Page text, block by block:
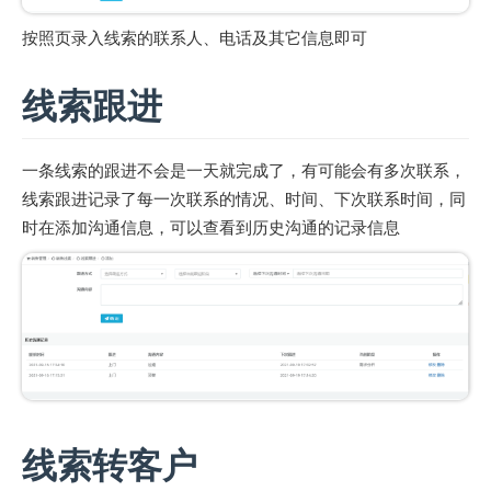
按照页录入线索的联系人、电话及其它信息即可
线索跟进
一条线索的跟进不会是一天就完成了，有可能会有多次联系，
线索跟进记录了每一次联系的情况、时间、下次联系时间，同
时在添加沟通信息，可以查看到历史沟通的记录信息
线索转客户